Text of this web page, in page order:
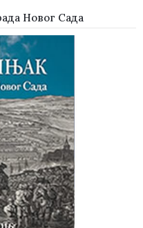
Новог Сада